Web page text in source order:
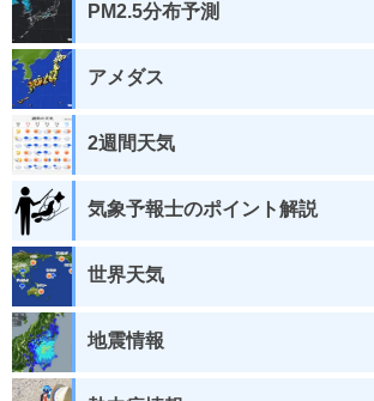
PM2.5分布予測
アメダス
2週間天気
気象予報士のポイント解説
世界天気
地震情報